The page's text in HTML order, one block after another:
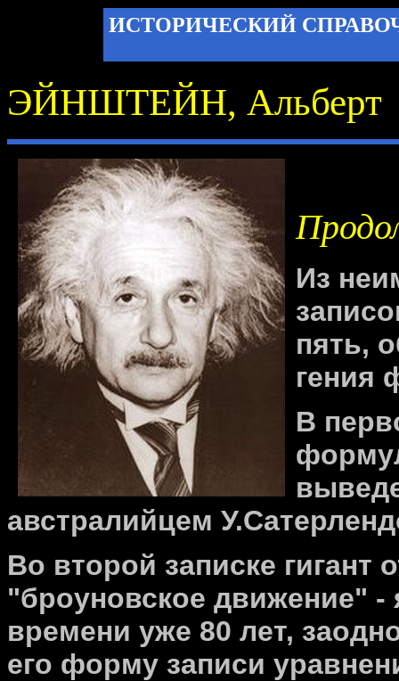
ИСТОРИЧЕСКИЙ
ЭЙНШТЕЙН, Альберт
Из
пять,
гения
В
австралийцем
Во второй записке гигант
"броуновское движение" -
времени уже 80 лет,
его форму записи